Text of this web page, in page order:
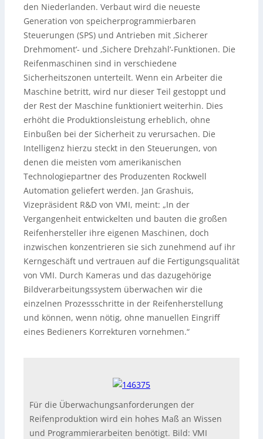
den Niederlanden. Verbaut wird die neueste
Generation von speicherprogrammierbaren
Steuerungen (SPS) und Antrieben mit ‚Sicherer
Drehmoment‘- und ‚Sichere Drehzahl‘-Funktionen. Die
Reifenmaschinen sind in verschiedene
Sicherheitszonen unterteilt. Wenn ein Arbeiter die
Maschine betritt, wird nur dieser Teil gestoppt und
der Rest der Maschine funktioniert weiterhin. Dies
erhöht die Produktionsleistung erheblich, ohne
Einbußen bei der Sicherheit zu verursachen. Die
Intelligenz hierzu steckt in den Steuerungen, von
denen die meisten vom amerikanischen
Technologiepartner des Produzenten Rockwell
Automation geliefert werden. Jan Grashuis,
Vizepräsident R&D von VMI, meint: „In der
Vergangenheit entwickelten und bauten die großen
Reifenhersteller ihre eigenen Maschinen, doch
inzwischen konzentrieren sie sich zunehmend auf ihr
Kerngeschäft und vertrauen auf die Fertigungsqualität
von VMI. Durch Kameras und das dazugehörige
Bildverarbeitungssystem überwachen wir die
einzelnen Prozessschritte in der Reifenherstellung
und können, wenn nötig, ohne manuellen Eingriff
eines Bedieners Korrekturen vornehmen.“
Für die Überwachungsanforderungen der
Reifenproduktion wird ein hohes Maß an Wissen
und Programmierarbeiten benötigt. Bild: VMI